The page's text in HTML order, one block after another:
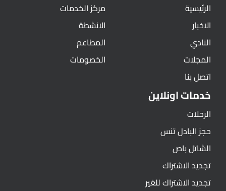
الرئيسية
الاخبار
النادي
المجلات
اتصل بنا
مركز الخدمات
الانشطة
المطاعم
الخصومات
خدمات اونلاين
الرحلات
حجز البادل تنس
الشاتل باص
تجديد الاشتراك
تجديد الاشتراك للغير